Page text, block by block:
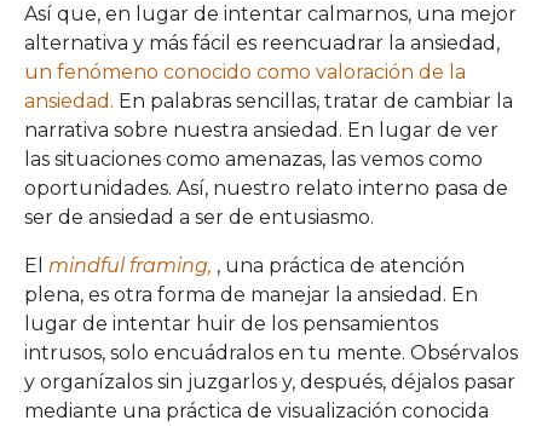
Así que, en lugar de intentar calmarnos, una mejor
alternativa y más fácil es reencuadrar la ansiedad,
un fenómeno conocido como valoración de la
ansiedad. En palabras sencillas, tratar de cambiar la
narrativa sobre nuestra ansiedad. En lugar de ver
las situaciones como amenazas, las vemos como
oportunidades. Así, nuestro relato interno pasa de
ser de ansiedad a ser de entusiasmo.
El mindful framing, , una práctica de atención
plena, es otra forma de manejar la ansiedad. En
lugar de intentar huir de los pensamientos
intrusos, solo encuádralos en tu mente. Obsérvalos
y organízalos sin juzgarlos y, después, déjalos pasar
mediante una práctica de visualización conocida